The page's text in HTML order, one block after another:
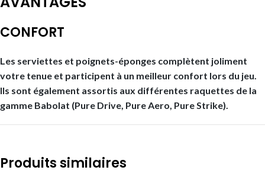
CONFORT
Les serviettes et poignets-éponges complètent joliment
votre tenue et participent à un meilleur confort lors du jeu.
Ils sont également assortis aux différentes raquettes de la
gamme Babolat (Pure Drive, Pure Aero, Pure Strike).
Produits similaires